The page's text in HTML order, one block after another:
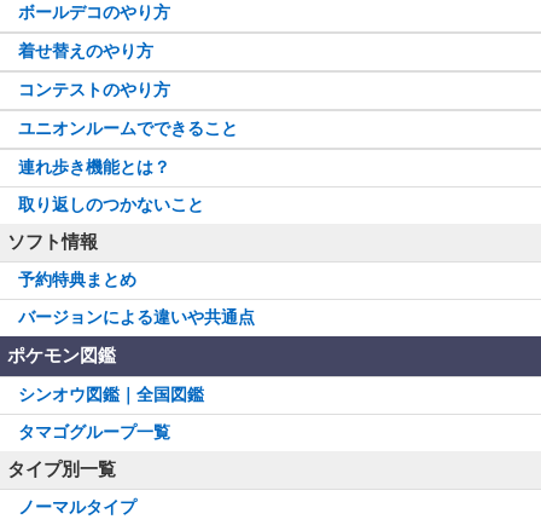
ボールデコのやり方
着せ替えのやり方
コンテストのやり方
ユニオンルームでできること
連れ歩き機能とは？
取り返しのつかないこと
ソフト情報
予約特典まとめ
バージョンによる違いや共通点
ポケモン図鑑
シンオウ図鑑｜全国図鑑
タマゴグループ一覧
タイプ別一覧
ノーマルタイプ